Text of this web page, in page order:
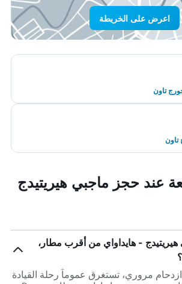
اعرض على الخريطة
تاون
تاون
عند حجز ماجبي هيريتيدج
- هايداواي من أقرب مطار،
مروري، تستغرق عموماً رحلة القيادة